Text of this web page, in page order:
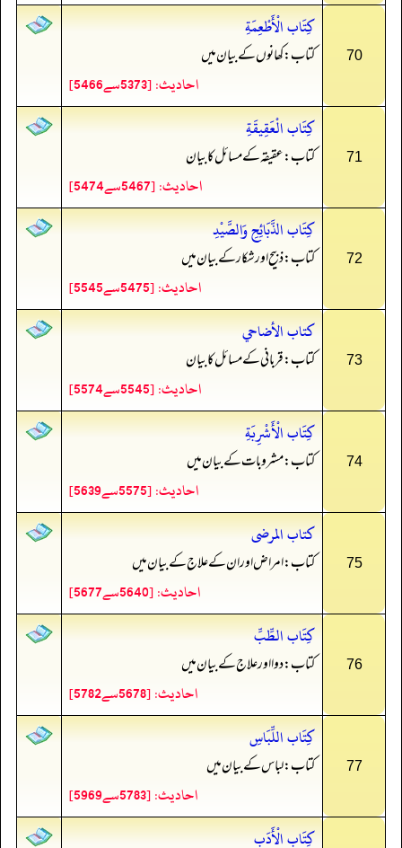
70
كِتَاب الْأَطْعِمَةِ
کتاب: کھانوں کے بیان میں
احادیث: [5373سے5466]
71
كِتَاب الْعَقِيقَةِ
کتاب: عقیقہ کے مسائل کا بیان
احادیث: [5467سے5474]
72
كِتَاب الذَّبَائِحِ وَالصَّيْدِ
کتاب: ذبیح اور شکار کے بیان میں
احادیث: [5475سے5545]
73
كتاب الأضاحي
کتاب: قربانی کے مسائل کا بیان
احادیث: [5545سے5574]
74
كِتَاب الْأَشْرِبَةِ
کتاب: مشروبات کے بیان میں
احادیث: [5575سے5639]
75
كتاب المرضى
کتاب: امراض اور ان کے علاج کے بیان میں
احادیث: [5640سے5677]
76
كِتَاب الطِّبِّ
کتاب: دوا اور علاج کے بیان میں
احادیث: [5678سے5782]
77
كِتَاب اللِّبَاسِ
کتاب: لباس کے بیان میں
احادیث: [5783سے5969]
كِتَاب الْأَدَبِ